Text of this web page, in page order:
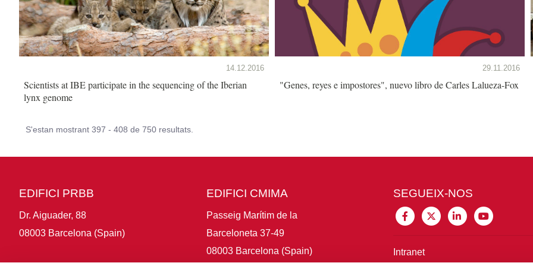
14.12.2016
Scientists at IBE participate in the sequencing of the Iberian
lynx genome
29.11.2016
"Genes, reyes e impostores", nuevo libro de Carles Lalueza-Fox
S'estan mostrant 397 - 408 de 750 resultats.
EDIFICI PRBB
Dr. Aiguader, 88
08003 Barcelona (Spain)
EDIFICI CMIMA
Passeig Marítim de la
Barceloneta 37-49
08003 Barcelona (Spain)
SEGUEIX-NOS
Intranet